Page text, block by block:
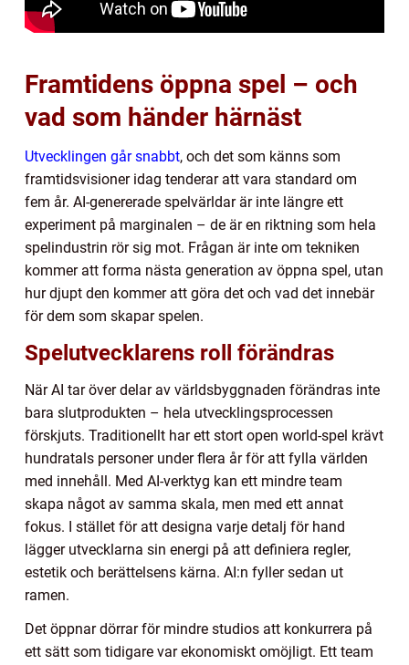
Framtidens öppna spel – och
vad som händer härnäst
Utvecklingen går snabbt, och det som känns som
framtidsvisioner idag tenderar att vara standard om
fem år. AI-genererade spelvärldar är inte längre ett
experiment på marginalen – de är en riktning som hela
spelindustrin rör sig mot. Frågan är inte om tekniken
kommer att forma nästa generation av öppna spel, utan
hur djupt den kommer att göra det och vad det innebär
för dem som skapar spelen.
Spelutvecklarens roll förändras
När AI tar över delar av världsbyggnaden förändras inte
bara slutprodukten – hela utvecklingsprocessen
förskjuts. Traditionellt har ett stort open world-spel krävt
hundratals personer under flera år för att fylla världen
med innehåll. Med AI-verktyg kan ett mindre team
skapa något av samma skala, men med ett annat
fokus. I stället för att designa varje detalj för hand
lägger utvecklarna sin energi på att definiera regler,
estetik och berättelsens kärna. AI:n fyller sedan ut
ramen.
Det öppnar dörrar för mindre studios att konkurrera på
ett sätt som tidigare var ekonomiskt omöjligt. Ett team